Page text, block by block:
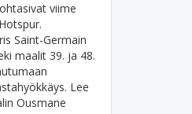
viime
Saint-Germain
maalit 39. ja 48.
Lee
Ousmane